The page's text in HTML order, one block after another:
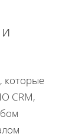
которые
CRM,